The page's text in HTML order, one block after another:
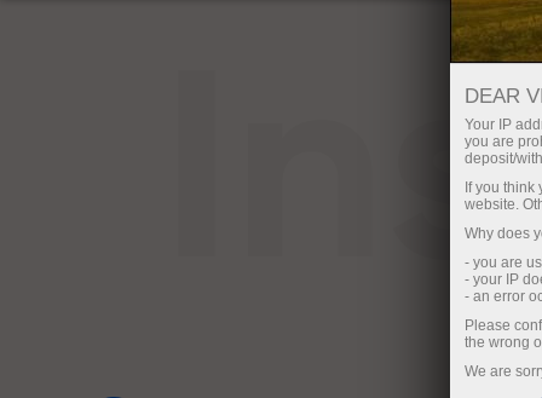
DEAR
Your IP
you are
deposit/
If you
website.
Why does
- you are
- your IP
- an error
Please
the wrong
We are